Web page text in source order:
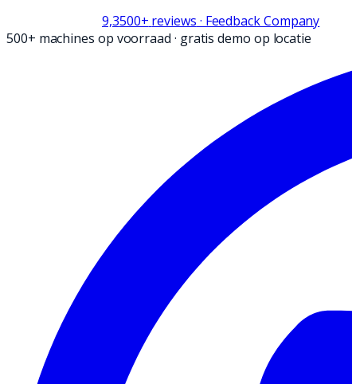
9,3500+ reviews · Feedback Company
500+ machines op voorraad · gratis demo op locatie